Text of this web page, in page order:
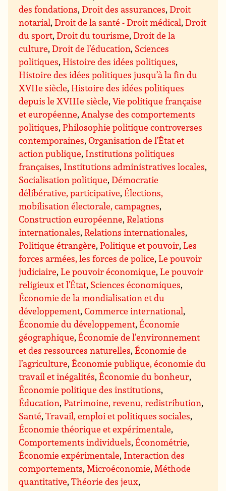
des fondations,Droit des assurances,Droit
notarial,Droit de la santé - Droit médical,Droit
du sport,Droit du tourisme,Droit de la
culture,Droit de l’éducation, Sciences
politiques,Histoire des idées politiques,
Histoire des idées politiques jusqu’à la fin du
XVIIe siècle,Histoire des idées politiques
depuis le XVIIIe siècle,Vie politique française
et européenne, Analyse des comportements
politiques,Philosophie politique controverses
contemporaines,Organisation de l’État et
action publique, Institutions politiques
françaises, Institutions administratives locales,
Socialisation politique,Démocratie
délibérative, participative,Élections,
mobilisation électorale, campagnes,
Construction européenne,Relations
internationales,Relations internationales,
Politique étrangère,Politique et pouvoir,Les
forces armées, les forces de police,Le pouvoir
judiciaire,Le pouvoir économique,Le pouvoir
religieux et l’État, Sciences économiques,
Économie de la mondialisation et du
développement,Commerce international,
Économie du développement,Économie
géographique,Économie de l’environnement
et des ressources naturelles,Économie de
l’agriculture,Économie publique, économie du
travail et inégalités,Économie du bonheur,
Économie politique des institutions,
Éducation,Patrimoine, revenu, redistribution,
Santé,Travail, emploi et politiques sociales,
Économie théorique et expérimentale,
Comportements individuels,Économétrie,
Économie expérimentale, Interaction des
comportements, Microéconomie, Méthode
quantitative,Théorie des jeux,